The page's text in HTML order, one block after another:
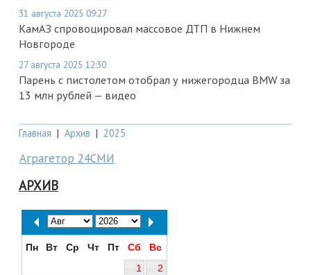
31 августа 2025 09:27
КамАЗ спровоцировал массовое ДТП в Нижнем
Новгороде
27 августа 2025 12:30
Парень с пистолетом отобрал у нижегородца BMW за
13 млн рублей — видео
Главная | Архив | 2025
Аграгетор 24СМИ
АРХИВ
Пн Вт Ср Чт Пт Сб
Вс
1
2